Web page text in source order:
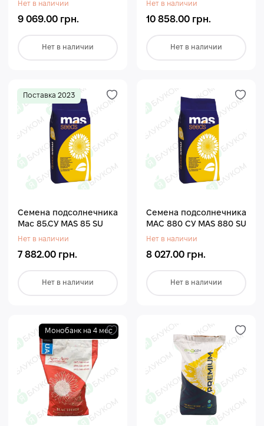
Нет в наличии
9 069.00 грн.
Нет в наличии
Нет в наличии
10 858.00 грн.
Нет в наличии
Поставка 2023
Семена подсолнечника
Мас 85.СУ MAS 85 SU
Нет в наличии
7 882.00 грн.
Нет в наличии
Семена подсолнечника
МАС 880 СУ MAS 880 SU
Нет в наличии
8 027.00 грн.
Нет в наличии
Монобанк на 4 мес